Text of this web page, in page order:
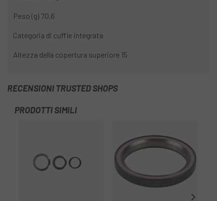
Peso (g) 70,6
Categoria di cuffie integrata
Altezza della copertura superiore 15
RECENSIONI TRUSTED SHOPS
PRODOTTI SIMILI